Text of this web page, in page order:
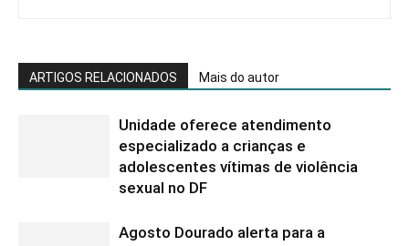
ARTIGOS RELACIONADOS Mais do autor
Unidade oferece atendimento
especializado a crianças e
adolescentes vítimas de violência
sexual no DF
Agosto Dourado alerta para a